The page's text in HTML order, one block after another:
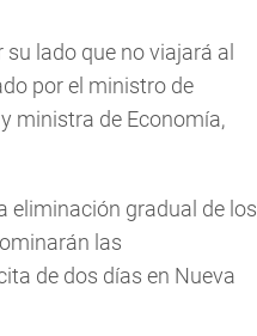
su lado que no viajará al
por el ministro de
ministra de Economía,
eliminación gradual de los
las
de dos días en Nueva